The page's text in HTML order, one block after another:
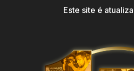
Este site é